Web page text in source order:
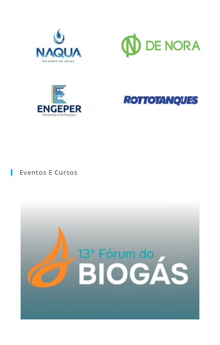
Eventos E Cursos